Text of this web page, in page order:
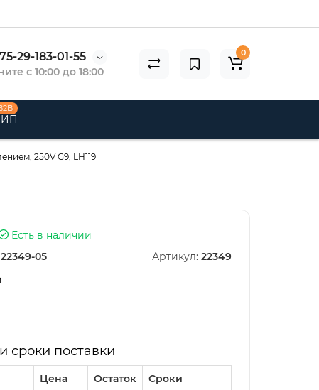
29-183-01-55
с 10:00 до 18:00
0
ИП
250V G9, LH119
Есть в наличии
22349-05 Артикул: 22349
сроки поставки
Цена Остаток Сроки